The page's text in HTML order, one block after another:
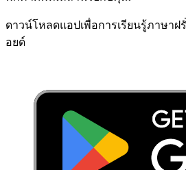
ดาวน์โหลด​แอป​เพื่อ​การ​เรียนรู้​ภาษา​ฝ
อยด์